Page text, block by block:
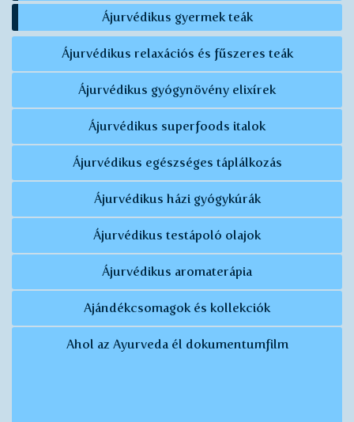
Ájurvédikus gyermek teák
Ájurvédikus relaxációs és fűszeres teák
Ájurvédikus gyógynövény elixírek
Ájurvédikus superfoods italok
Ájurvédikus egészséges táplálkozás
Ájurvédikus házi gyógykúrák
Ájurvédikus testápoló olajok
Ájurvédikus aromaterápia
Ajándékcsomagok és kollekciók
Ahol az Ayurveda él dokumentumfilm